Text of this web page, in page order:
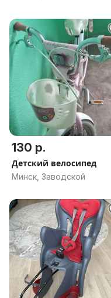
130 р.
Детский велосипед
Минск, Заводской